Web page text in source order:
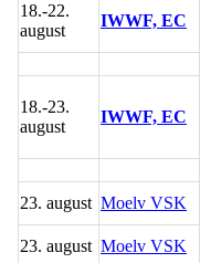
18.-22.
august
IWWF, EC
18.-23.
august
IWWF, EC
23. august Moelv VSK
23. august Moelv VSK